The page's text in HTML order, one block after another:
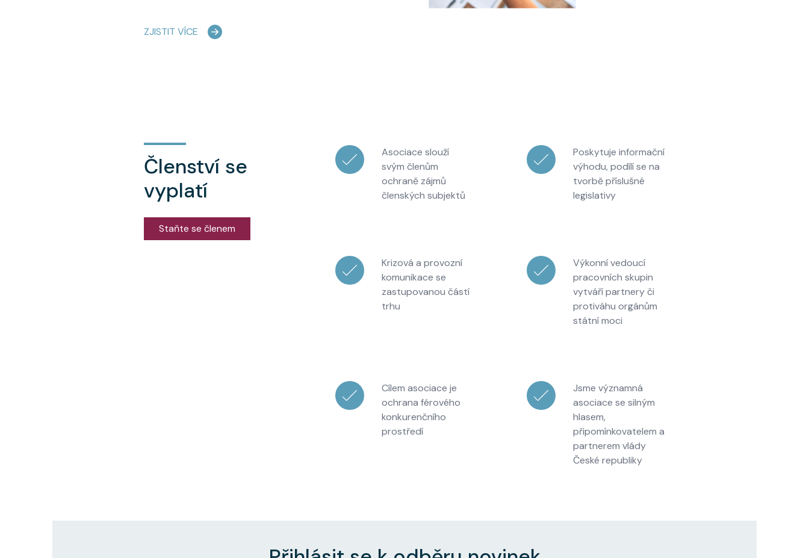
ZJISTIT VÍCE
Členství se
vyplatí
Staňte se členem
Asociace slouží
svým členům
ochraně zájmů
členských subjektů
Poskytuje informační
výhodu, podílí se na
tvorbě příslušné
legislativy
Krizová a provozní
komunikace se
zastupovanou částí
trhu
Výkonní vedoucí
pracovních skupin
vytváří partnery či
protiváhu orgánům
státní moci
Cílem asociace je
ochrana férového
konkurenčního
prostředí
Jsme významná
asociace se silným
hlasem,
připomínkovatelem a
partnerem vlády
České republiky